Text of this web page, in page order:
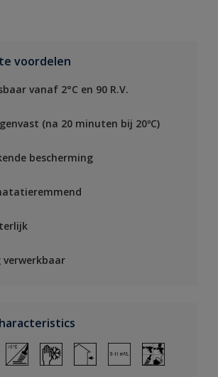
voordelen
vanaf 2°C en 90 R.V.
(na 20 minuten bij 20ºC)
bescherming